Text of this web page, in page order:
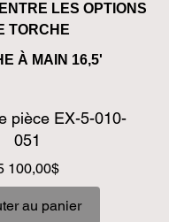
LES OPTIONS
TORCHE
À MAIN 16,5'
pièce EX-5-010-
051
100,00$Prix
au panier